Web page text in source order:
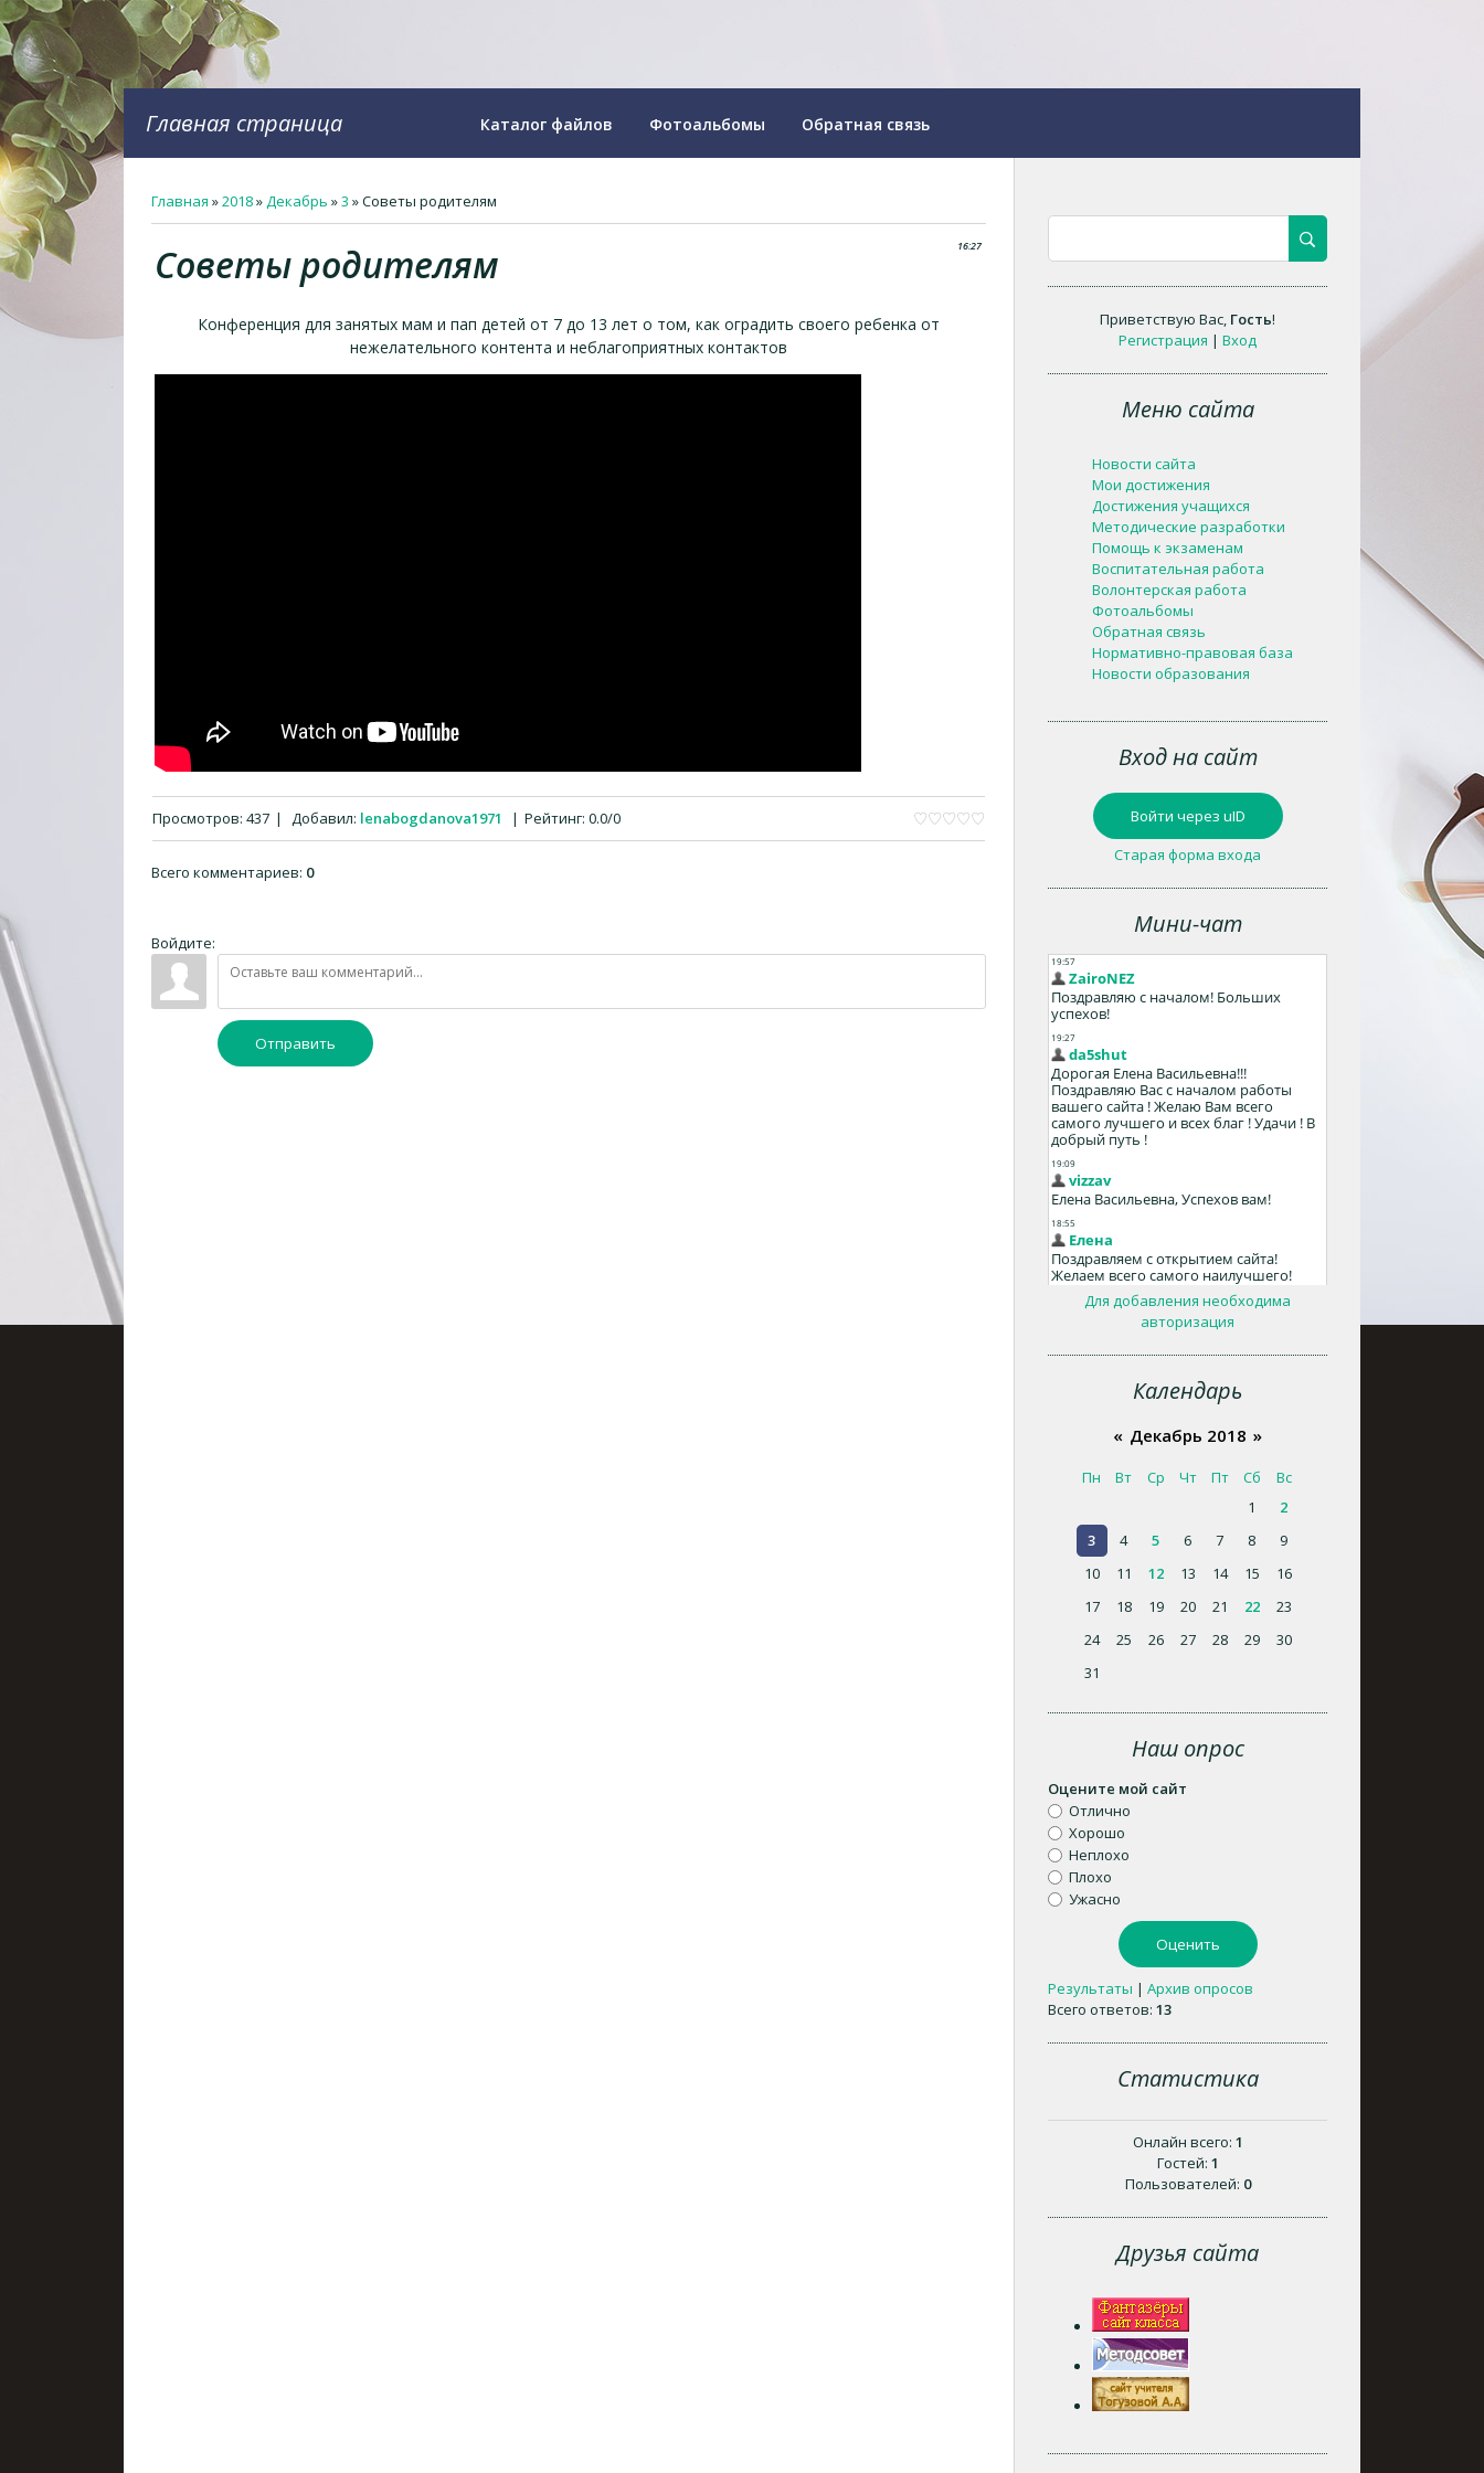
Главная страница Каталог файлов Фотоальбомы Обратная связь
Главная »2018»Декабрь »3 » Советы родителям
16:27
Советы родителям
Конференция для занятых мам и пап детей от 7 до 13 лет о том, как оградить своего ребенка от
нежелательного контента и неблагоприятных контактов
Просмотров: 437 | Добавил: lenabogdanova1971 | Рейтинг: 0.0/0
Всего комментариев: 0
Войдите:
Отправить
Приветствую Вас, Гость!
Регистрация |Вход
Меню сайта
Новости сайта
Мои достижения
Достижения учащихся
Методические разработки
Помощь к экзаменам
Воспитательная работа
Волонтерская работа
Фотоальбомы
Обратная связь
Нормативно-правовая база
Новости образования
Вход на сайт
Войти через uID
Старая форма входа
Мини-чат
Для добавления необходима
авторизация
Календарь
« Декабрь 2018 »
Пн Вт Ср Чт Пт Сб
Вс
1
2
3
4 5 6 7 8
9
10
11 12 13 14 15
16
17
18 19 20 21 22
23
24
25 26 27 28 29
30
31
Наш опрос
Оцените мой сайт
Отлично
Хорошо
Неплохо
Плохо
Ужасно
Результаты |Архив опросов
Всего ответов:13
Статистика
Онлайн всего: 1
Гостей: 1
Пользователей: 0
Друзья сайта